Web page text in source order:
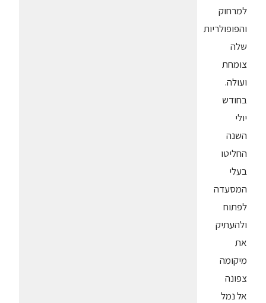
למרחוק
והפופולריות
שלה
צומחת
ועולה.
בחודש
יולי
השנה
החליטו
בעלי
המסעדה
לפתוח
ולהעתיק
את
מיקומה
צפונה
אל נמל